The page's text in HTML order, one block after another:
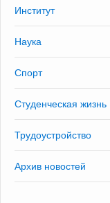
Институт
Наука
Спорт
Студенческая жизнь
Трудоустройство
Архив новостей